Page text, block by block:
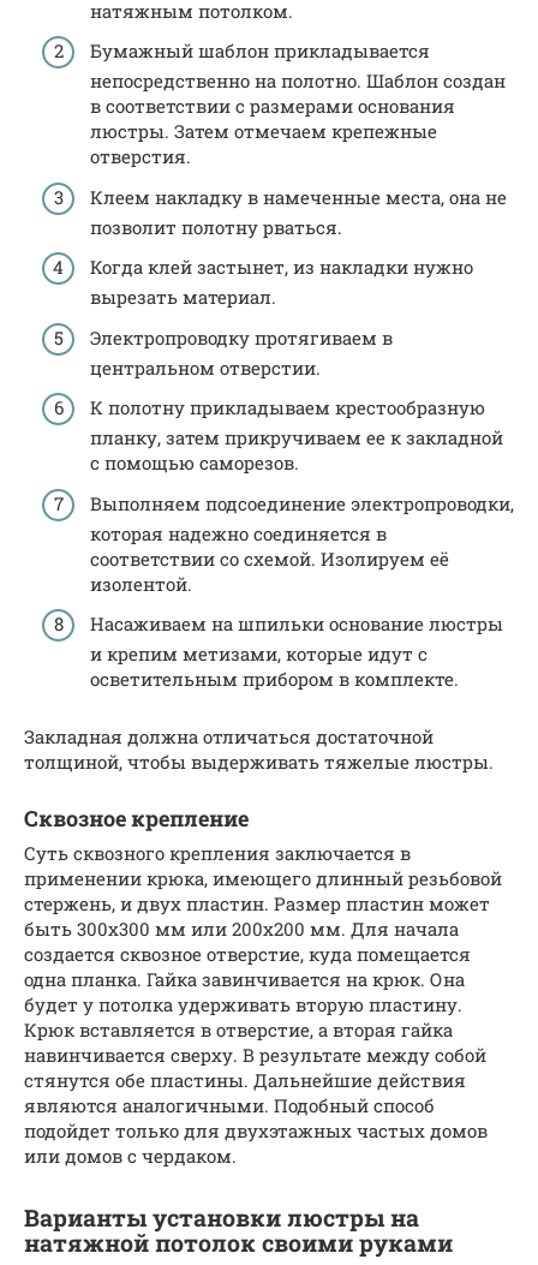
натяжным потолком.
Бумажный шаблон прикладывается
непосредственно на полотно. Шаблон создан
в соответствии с размерами основания
люстры. Затем отмечаем крепежные
отверстия.
Клеем накладку в намеченные места, она не
позволит полотну рваться.
Когда клей застынет, из накладки нужно
вырезать материал.
Электропроводку протягиваем в
центральном отверстии.
К полотну прикладываем крестообразную
планку, затем прикручиваем ее к закладной
с помощью саморезов.
Выполняем подсоединение электропроводки,
которая надежно соединяется в
соответствии со схемой. Изолируем её
изолентой.
Насаживаем на шпильки основание люстры
и крепим метизами, которые идут с
осветительным прибором в комплекте.
Закладная должна отличаться достаточной
толщиной, чтобы выдерживать тяжелые люстры.
Сквозное крепление
Суть сквозного крепления заключается в
применении крюка, имеющего длинный резьбовой
стержень, и двух пластин. Размер пластин может
быть 300х300 мм или 200х200 мм. Для начала
создается сквозное отверстие, куда помещается
одна планка. Гайка завинчивается на крюк. Она
будет у потолка удерживать вторую пластину.
Крюк вставляется в отверстие, а вторая гайка
навинчивается сверху. В результате между собой
стянутся обе пластины. Дальнейшие действия
являются аналогичными. Подобный способ
подойдет только для двухэтажных частых домов
или домов с чердаком.
Варианты установки люстры на
натяжной потолок своими руками